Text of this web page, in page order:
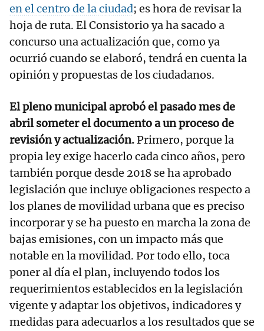
en el centro de la ciudad; es hora de revisar la
hoja de ruta. El Consistorio ya ha sacado a
concurso una actualización que, como ya
ocurrió cuando se elaboró, tendrá en cuenta la
opinión y propuestas de los ciudadanos.
El pleno municipal aprobó el pasado mes de
abril someter el documento a un proceso de
revisión y actualización.Primero, porque la
propia ley exige hacerlo cada cinco años, pero
también porque desde 2018 se ha aprobado
legislación que incluye obligaciones respecto a
los planes de movilidad urbana que es preciso
incorporar y se ha puesto en marcha la zona de
bajas emisiones, con un impacto más que
notable en la movilidad. Por todo ello, toca
poner al día el plan, incluyendo todos los
requerimientos establecidos en la legislación
vigente y adaptar los objetivos, indicadores y
medidas para adecuarlos a los resultados que se